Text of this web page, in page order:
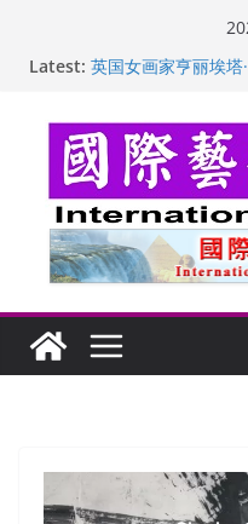
Latest: 英国女画家亨丽埃塔
美国人
玛丽安娜·卡拉切娃
苏方 ：“字”得其乐